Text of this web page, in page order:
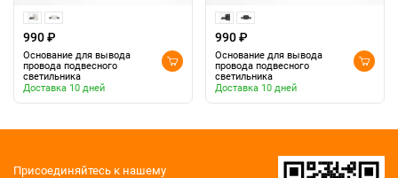
990 ₽
Основание для вывода
провода подвесного
светильника
Доставка 10 дней
990 ₽
Основание для вывода
провода подвесного
светильника
Доставка 10 дней
Присоединяйтесь к нашему